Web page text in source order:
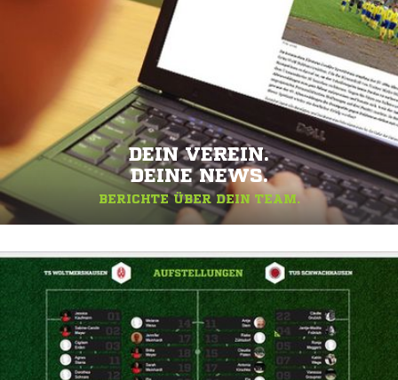
DEIN VEREIN.
DEINE NEWS.
BERICHTE ÜBER DEIN TEAM.